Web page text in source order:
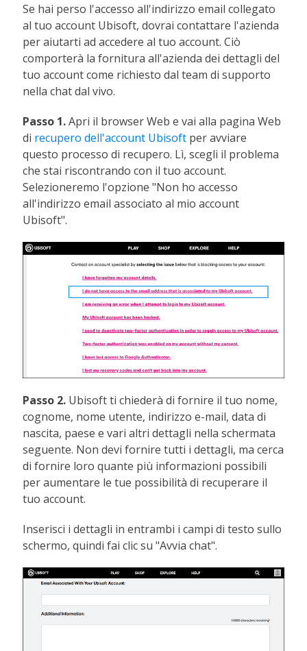
Se hai perso l'accesso all'indirizzo email collegato
al tuo account Ubisoft, dovrai contattare l'azienda
per aiutarti ad accedere al tuo account. Ciò
comporterà la fornitura all'azienda dei dettagli del
tuo account come richiesto dal team di supporto
nella chat dal vivo.
Passo 1.Apri il browser Web e vai alla pagina Web
di recupero dell'account Ubisoft per avviare
questo processo di recupero. Lì, scegli il problema
che stai riscontrando con il tuo account.
Selezioneremo l'opzione "Non ho accesso
all'indirizzo email associato al mio account
Ubisoft".
Passo 2. Ubisoft ti chiederà di fornire il tuo nome,
cognome, nome utente, indirizzo e-mail, data di
nascita, paese e vari altri dettagli nella schermata
seguente. Non devi fornire tutti i dettagli, ma cerca
di fornire loro quante più informazioni possibili
per aumentare le tue possibilità di recuperare il
tuo account.
Inserisci i dettagli in entrambi i campi di testo sullo
schermo, quindi fai clic su "Avvia chat".